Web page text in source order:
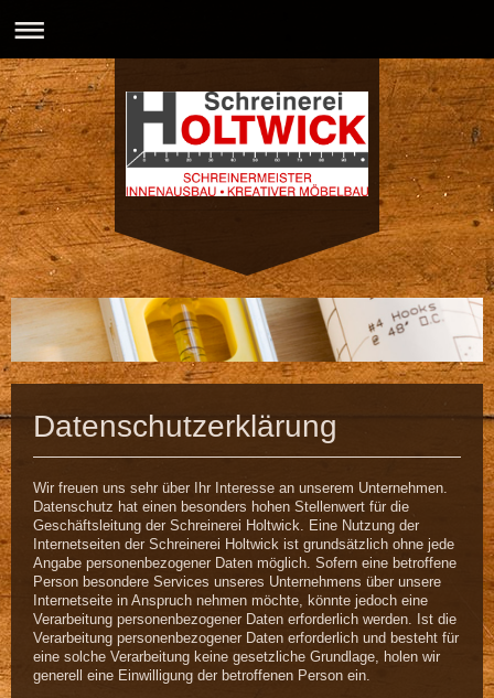
Datenschutzerklärung
Wir freuen uns sehr über Ihr Interesse an unserem Unternehmen.
Datenschutz hat einen besonders hohen Stellenwert für die
Geschäftsleitung der Schreinerei Holtwick. Eine Nutzung der
Internetseiten der Schreinerei Holtwick ist grundsätzlich ohne jede
Angabe personenbezogener Daten möglich. Sofern eine betroffene
Person besondere Services unseres Unternehmens über unsere
Internetseite in Anspruch nehmen möchte, könnte jedoch eine
Verarbeitung personenbezogener Daten erforderlich werden. Ist die
Verarbeitung personenbezogener Daten erforderlich und besteht für
eine solche Verarbeitung keine gesetzliche Grundlage, holen wir
generell eine Einwilligung der betroffenen Person ein.